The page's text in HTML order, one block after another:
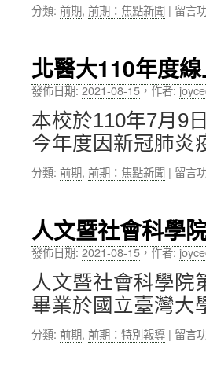
學
影
響
力〉
合
入
醫
創
新
訓
練〉
中
分類: 前期, 前期：焦點新聞 | 在
大
衍
生
新
創
公
司
鉉
宸
開
發
光
驅
動
熱
傳
留言
北醫大110年度
發佈日期:2021-08-15，作者:
本校於110年7月9
今年度因新冠肺炎
分類: 前期, 前期：焦點新聞 | 在
大
110
年
度
線
上
遠
距
校
留言
人文暨社會科學
發佈日期:2021-08-15，作者:
人文暨社會科學院
畢業於國立臺灣
分類: 前期, 前期：特別報導 | 在
留言